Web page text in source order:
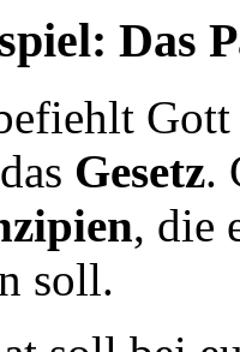
Das
Gott
Gesetz.
, die
soll.